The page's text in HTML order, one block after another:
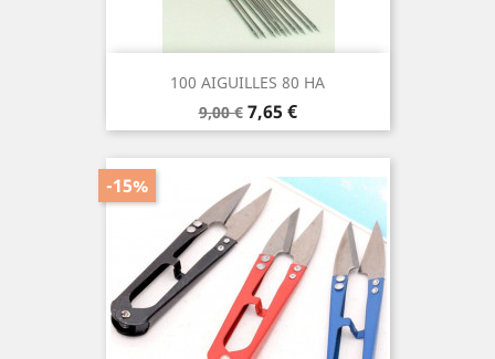
100 AIGUILLES 80 HA
Prix
de
base
9,00 € Prix
7,65 €
-15%